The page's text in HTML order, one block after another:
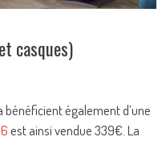
casques)
bénéficient également d’une
est ainsi vendue 339€. La